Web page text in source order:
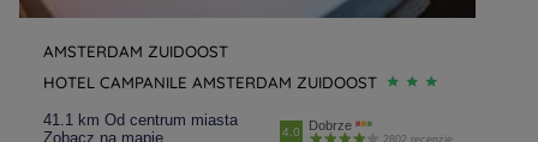
AMSTERDAM ZUIDOOST
HOTEL CAMPANILE AMSTERDAM ZUIDOOST
41.1 km Od centrum miasta
Zobacz na mapie
4.0 Dobrze
2802 recenzje